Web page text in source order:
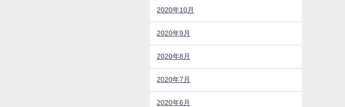
2020年10月
2020年9月
2020年8月
2020年7月
2020年6月